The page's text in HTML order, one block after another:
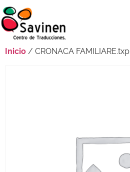
Inicio / CRONACA FAMILIARE.txp